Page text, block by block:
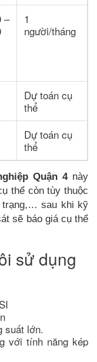
–
1
người/tháng
Dự toán cụ
thể
Dự toán cụ
thể
Quận 4này
thể còn tùy thuộc
trạng,… sau khi kỹ
sẽ báo giá cụ thể
sử dụng
suất lớn.
với tính năng kép